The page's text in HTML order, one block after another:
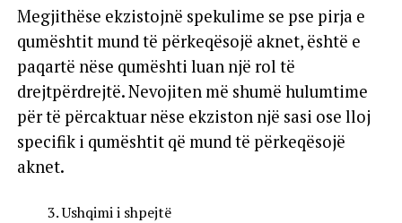
Megjithëse ekzistojnë spekulime se pse pirja e
qumështit mund të përkeqësojë aknet, është e
paqartë nëse qumështi luan një rol të
drejtpërdrejtë. Nevojiten më shumë hulumtime
për të përcaktuar nëse ekziston një sasi ose lloj
specifik i qumështit që mund të përkeqësojë
aknet.
Ushqimi i shpejtë